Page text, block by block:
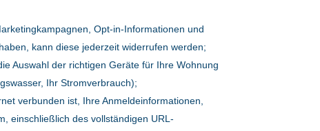
Opt-in-Informationen und
kann diese jederzeit widerrufen werden;
Auswahl der richtigen Geräte für Ihre Wohnung
Ihr Stromverbrauch);
verbunden ist, Ihre Anmeldeinformationen,
einschließlich des vollständigen URL-